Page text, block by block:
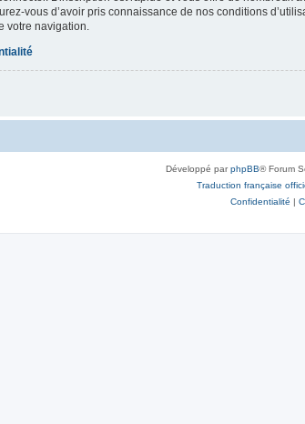
vous d’avoir pris connaissance de nos conditions
votre navigation.
Développé parphpBB® Forum
Traduction française
Confidentialité |